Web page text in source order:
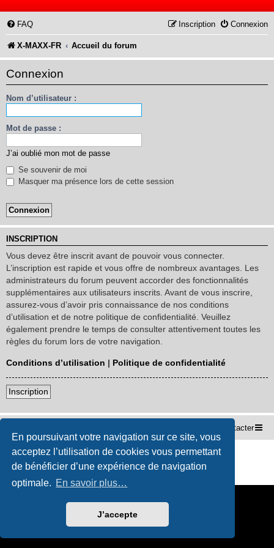
En poursuivant votre navigation sur ce site, vous
acceptez l’utilisation de cookies vous permettant
de bénéficier d’une expérience de navigation
optimale. En savoir plus…
J’accepte
FAQ Connexion
Inscription
X-MAXX-FR Accueil du forum
Connexion
Nom d’utilisateur :
Mot de passe :
J’ai oublié mon mot de passe
Se souvenir de moi
Masquer ma présence lors de cette session
INSCRIPTION
Vous devez être inscrit avant de pouvoir vous connecter.
L’inscription est rapide et vous offre de nombreux avantages. Les
administrateurs du forum peuvent accorder des fonctionnalités
supplémentaires aux utilisateurs inscrits. Avant de vous inscrire,
assurez-vous d’avoir pris connaissance de nos conditions
d’utilisation et de notre politique de confidentialité. Veuillez
également prendre le temps de consulter attentivement toutes les
règles du forum lors de votre navigation.
Conditions d’utilisation | Politique de confidentialité
Inscription
Nous contacter
Développé parphpBB® Forum Software © phpBB Limited
Traduction française officielle
Miles Cellar
Confidentialité